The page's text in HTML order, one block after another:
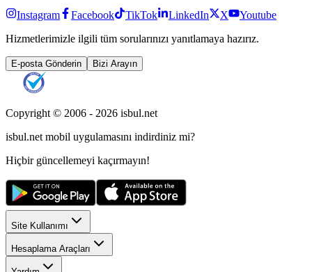
Instagram Facebook TikTok LinkedIn X
Youtube
Hizmetlerimizle ilgili tüm sorularınızı yanıtlamaya hazırız.
E-posta Gönderin Bizi Arayın
Copyright © 2006 - 2026 isbul.net
isbul.net mobil uygulamasını indirdiniz mi?
Hiçbir güncellemeyi kaçırmayın!
Site Kullanımı
Hesaplama Araçları